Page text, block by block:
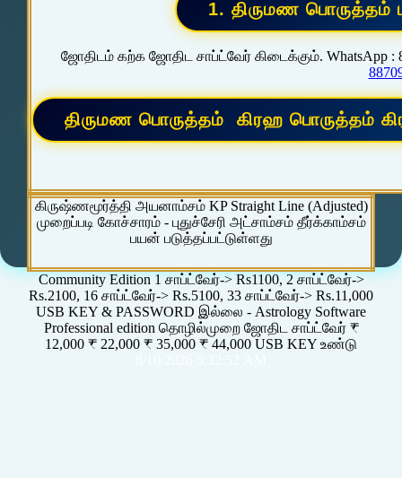
ஜோதிடம் கற்க ஜோதிட சாப்ட்வேர் கிடைக்கும். WhatsApp :
கிருஷ்ணமூர்த்தி அயனாம்சம் KP Straight Line (Adjusted)
முறைப்படி கோச்சாரம் - புதுச்சேரி அட்சாம்சம் தீர்க்காம்சம்
பயன் படுத்தப்பட்டுள்ளது
Community Edition 1 சாப்ட்வேர்-> Rs1100, 2 சாப்ட்வேர்->
Rs.2100, 16 சாப்ட்வேர்-> Rs.5100, 33 சாப்ட்வேர்-> Rs.11,000
USB KEY & PASSWORD இல்லை - Astrology Software
Professional edition தொழில்முறை ஜோதிட சாப்ட்வேர் ₹
12,000 ₹ 22,000 ₹ 35,000 ₹ 44,000 USB KEY உண்டு